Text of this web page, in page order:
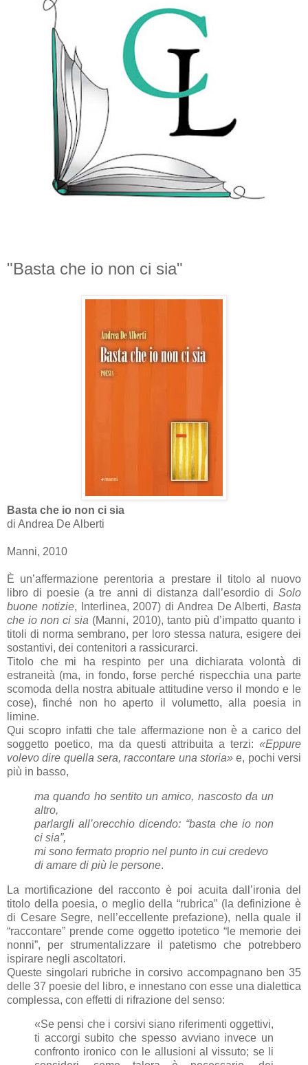
"Basta che io non ci sia"
Basta che io non ci sia
di Andrea De Alberti
Manni, 2010
È un’affermazione perentoria a prestare il titolo al nuovo
libro di poesie (a tre anni di distanza dall’esordio di Solo
buone notizie, Interlinea, 2007) di Andrea De Alberti, Basta
che io non ci sia (Manni, 2010), tanto più d’impatto quanto i
titoli di norma sembrano, per loro stessa natura, esigere dei
sostantivi, dei contenitori a rassicurarci.
Titolo che mi ha respinto per una dichiarata volontà di
estraneità (ma, in fondo, forse perché rispecchia una parte
scomoda della nostra abituale attitudine verso il mondo e le
cose), finché non ho aperto il volumetto, alla poesia in
limine.
Qui scopro infatti che tale affermazione non è a carico del
soggetto poetico, ma da questi attribuita a terzi: «Eppure
volevo dire quella sera, raccontare una storia» e, pochi versi
più in basso,
ma quando ho sentito un amico, nascosto da un
altro,
parlargli all’orecchio dicendo: “basta che io non
ci sia”,
mi sono fermato proprio nel punto in cui credevo
di amare di più le persone.
La mortificazione del racconto è poi acuita dall’ironia del
titolo della poesia, o meglio della “rubrica” (la definizione è
di Cesare Segre, nell’eccellente prefazione), nella quale il
“raccontare” prende come oggetto ipotetico “le memorie dei
nonni”, per strumentalizzare il patetismo che potrebbero
ispirare negli ascoltatori.
Queste singolari rubriche in corsivo accompagnano ben 35
delle 37 poesie del libro, e innestano con esse una dialettica
complessa, con effetti di rifrazione del senso:
«Se pensi che i corsivi siano riferimenti oggettivi,
ti accorgi subito che spesso avviano invece un
confronto ironico con le allusioni al vissuto; se li